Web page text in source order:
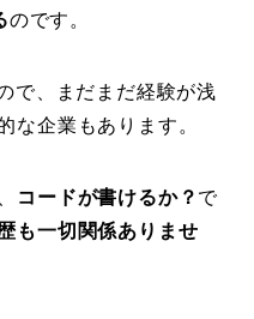
のです。
で、まだまだ経験が浅
な企業もあります。
コードが書けるか？ で
も一切関係ありませ